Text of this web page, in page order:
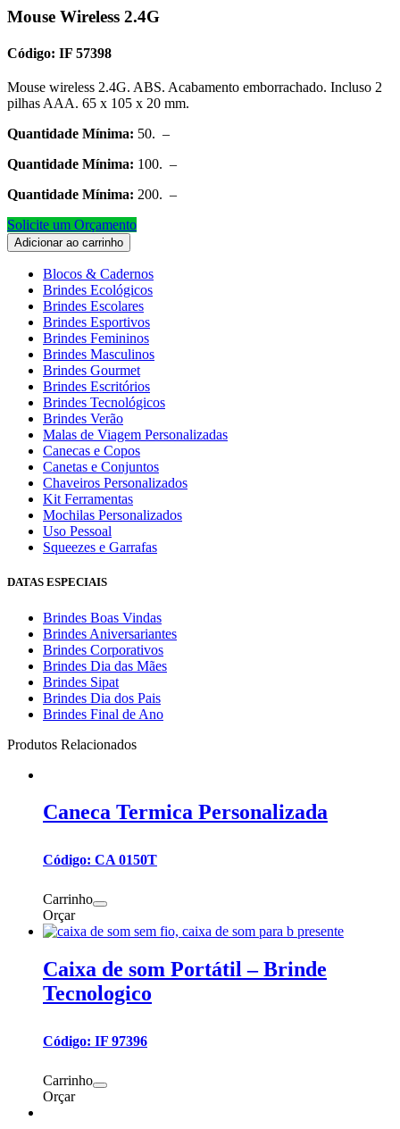
Mouse Wireless 2.4G
Código: IF 57398
Mouse wireless 2.4G. ABS. Acabamento emborrachado. Incluso 2
pilhas AAA. 65 x 105 x 20 mm.
Quantidade Mínima: 50. –
Quantidade Mínima: 100. –
Quantidade Mínima: 200. –
Solicite um Orçamento
Adicionar ao carrinho
Blocos & Cadernos
Brindes Ecológicos
Brindes Escolares
Brindes Esportivos
Brindes Femininos
Brindes Masculinos
Brindes Gourmet
Brindes Escritórios
Brindes Tecnológicos
Brindes Verão
Malas de Viagem Personalizadas
Canecas e Copos
Canetas e Conjuntos
Chaveiros Personalizados
Kit Ferramentas
Mochilas Personalizados
Uso Pessoal
Squeezes e Garrafas
DATAS ESPECIAIS
Brindes Boas Vindas
Brindes Aniversariantes
Brindes Corporativos
Brindes Dia das Mães
Brindes Sipat
Brindes Dia dos Pais
Brindes Final de Ano
Produtos Relacionados
Caneca Termica Personalizada
Código: CA 0150T
Carrinho
Orçar
Caixa de som Portátil – Brinde
Tecnologico
Código: IF 97396
Carrinho
Orçar